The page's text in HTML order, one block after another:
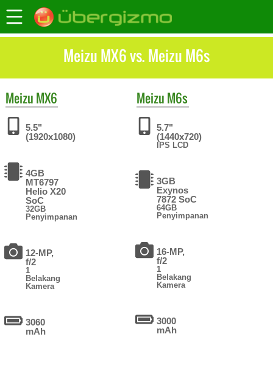
Meizu MX6 vs. Meizu M6s
Meizu MX6
5.5"
(1920x1080)
4GB
MT6797
Helio X20
SoC
32GB
Penyimpanan
12-MP,
f/2
1
Belakang
Kamera
3060
mAh
Meizu M6s
5.7"
(1440x720)
IPS LCD
3GB
Exynos
7872 SoC
64GB
Penyimpanan
16-MP,
f/2
1
Belakang
Kamera
3000
mAh